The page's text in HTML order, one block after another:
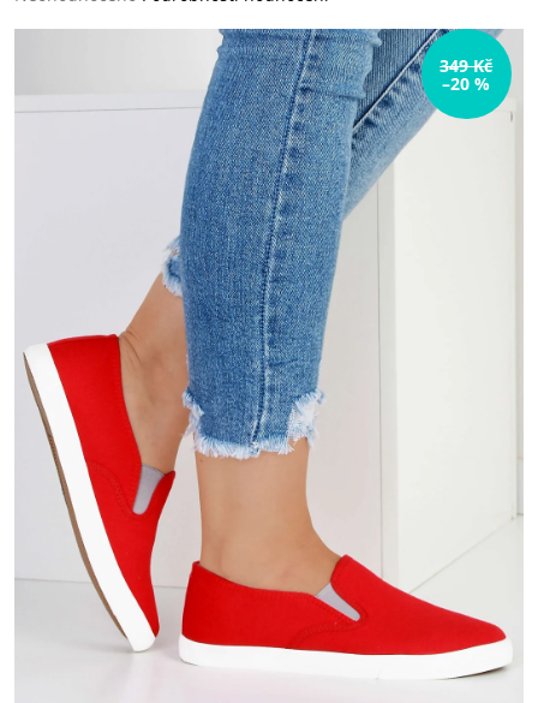
z
349 Kč
–20 %